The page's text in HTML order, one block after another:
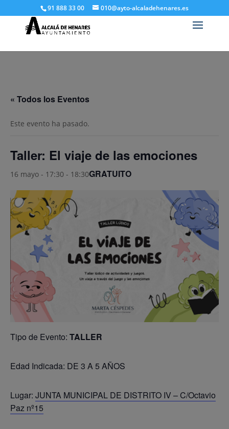
91 888 33 00 010@ayto-alcaladehenares.es
« Todos los Eventos
Este evento ha pasado.
Taller: El viaje de las emociones
16 mayo - 17:30 - 18:30GRATUITO
Tipo de Evento: TALLER
Edad Indicada: DE 3 A 5 AÑOS
Lugar: JUNTA MUNICIPAL DE DISTRITO IV – C/Octavio
Paz nº15